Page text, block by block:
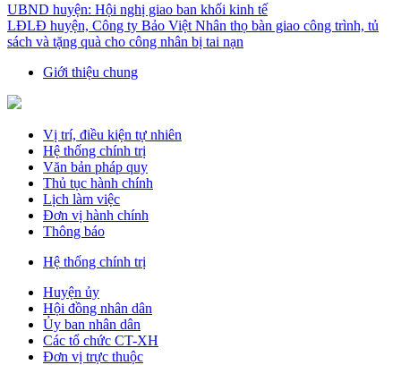
UBND huyện: Hội nghị giao ban khối kinh tế
LĐLĐ huyện, Công ty Bảo Việt Nhân thọ bàn giao công trình, tủ
sách và tặng quà cho công nhân bị tai nạn
Giới thiệu chung
Vị trí, điều kiện tự nhiên
Hệ thống chính trị
Văn bản pháp quy
Thủ tục hành chính
Lịch làm việc
Đơn vị hành chính
Thông báo
Hệ thống chính trị
Huyện ủy
Hội đồng nhân dân
Ủy ban nhân dân
Các tổ chức CT-XH
Đơn vị trực thuộc